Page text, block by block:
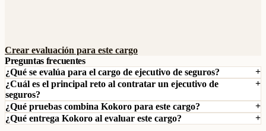
Crear evaluación para este cargo
Preguntas frecuentes
¿Qué se evalúa para el cargo de ejecutivo de seguros?
¿Cuál es el principal reto al contratar un ejecutivo de
seguros?
¿Qué pruebas combina Kokoro para este cargo?
¿Qué entrega Kokoro al evaluar este cargo?